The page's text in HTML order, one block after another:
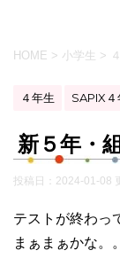
HOME > 小学生 >
４年生 SAPIX４
新５年・
投稿日：2024-01-08
テストが終わっ
まぁまぁかな。